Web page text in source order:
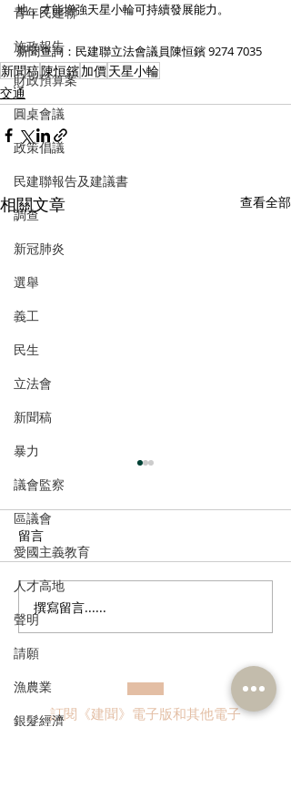
青年民建聯
施政報告
財政預算案
圓桌會議
政策倡議
民建聯報告及建議書
調查
新冠肺炎
選舉
義工
民生
立法會
新聞稿
暴力
議會監察
區議會
愛國主義教育
人才高地
聲明
請願
漁農業
銀髮經濟
地，才能增強天星小輪可持續發展能力。
新聞查詢：民建聯立法會議員陳恒鑌 9274 7035
新聞稿陳恒鑌加價天星小輪
交通
相關文章 查看全部
張培剛歡迎東九龍智慧綠
色運輸系統招標，盼預留
留言
撰寫留言......
訂閱《建聞》電子版和其他電子